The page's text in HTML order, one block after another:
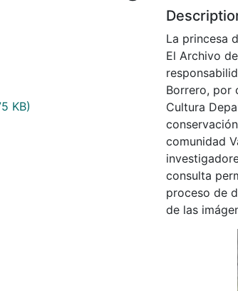
KB)
La princesa
El Archivo
Borrero, por
Cultura
comunidad
consulta
proceso de
de las